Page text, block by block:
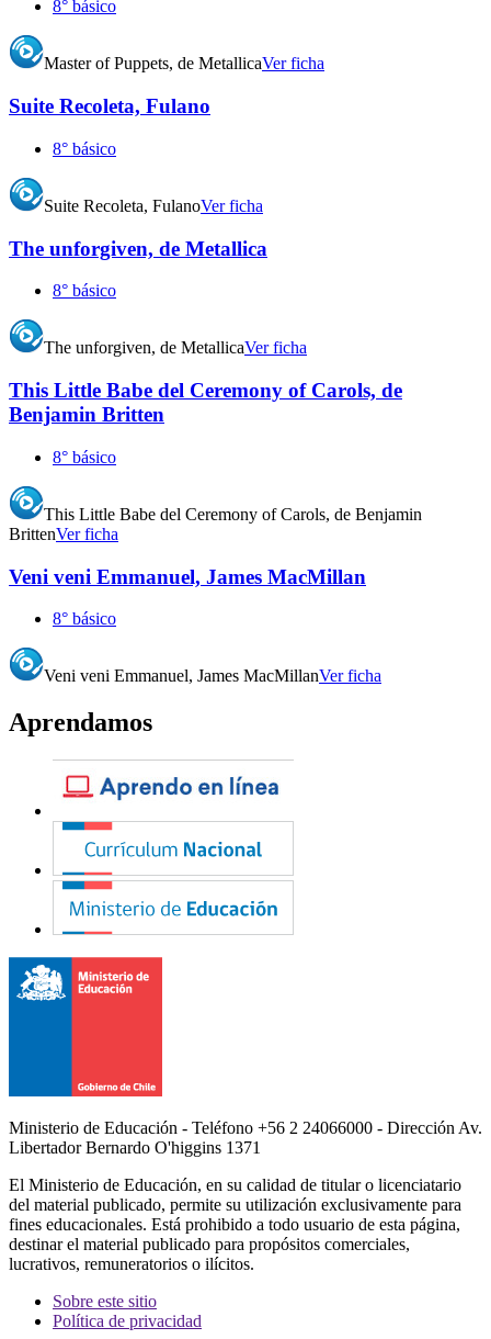
8° básico
Master of Puppets, de MetallicaVer ficha
Suite Recoleta, Fulano
8° básico
Suite Recoleta, FulanoVer ficha
The unforgiven, de Metallica
8° básico
The unforgiven, de MetallicaVer ficha
This Little Babe del Ceremony of Carols, de
Benjamin Britten
8° básico
This Little Babe del Ceremony of Carols, de Benjamin
BrittenVer ficha
Veni veni Emmanuel, James MacMillan
8° básico
Veni veni Emmanuel, James MacMillanVer ficha
Aprendamos
Ministerio de Educación - Teléfono +56 2 24066000 - Dirección Av.
Libertador Bernardo O'higgins 1371
El Ministerio de Educación, en su calidad de titular o licenciatario
del material publicado, permite su utilización exclusivamente para
fines educacionales. Está prohibido a todo usuario de esta página,
destinar el material publicado para propósitos comerciales,
lucrativos, remuneratorios o ilícitos.
Sobre este sitio
Política de privacidad